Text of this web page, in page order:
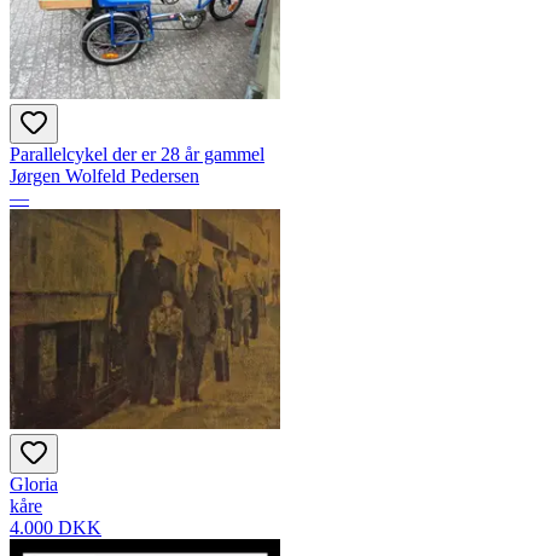
Parallelcykel der er 28 år gammel
Jørgen Wolfeld Pedersen
—
Gloria
kåre
4.000 DKK